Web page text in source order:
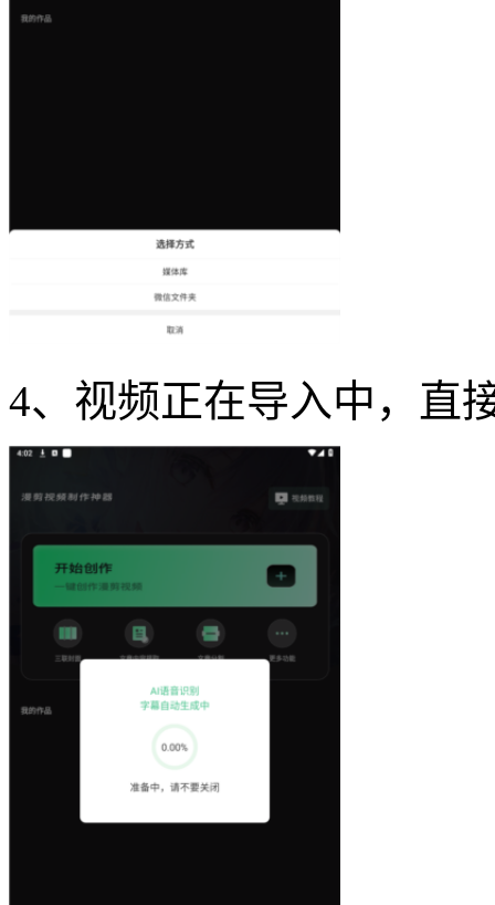
4、视频正在导入中，直